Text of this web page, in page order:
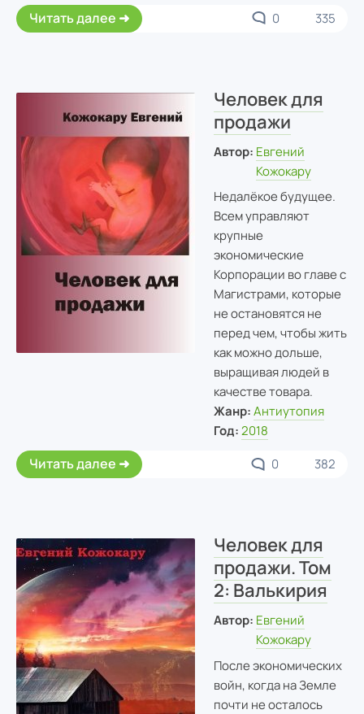
Читать далее 0 335
Человек для
продажи
Автор: Евгений
Кожокару
Недалёкое будущее.
Всем управляют
крупные
экономические
Корпорации во главе с
Магистрами, которые
не остановятся не
перед чем, чтобы жить
как можно дольше,
выращивая людей в
качестве товара.
Жанр: Антиутопия
Год: 2018
Читать далее 0 382
Человек для
продажи. Том
2: Валькирия
Автор: Евгений
Кожокару
После экономических
войн, когда на Земле
почти не осталось